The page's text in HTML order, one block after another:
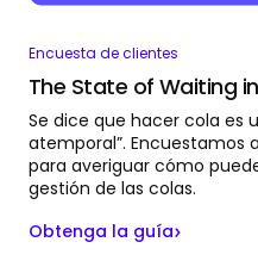
Encuesta de clientes
The State of Waiting
Se dice que hacer cola es
atemporal”. Encuestamos
para averiguar cómo
gestión de las colas.
Obtenga la guía